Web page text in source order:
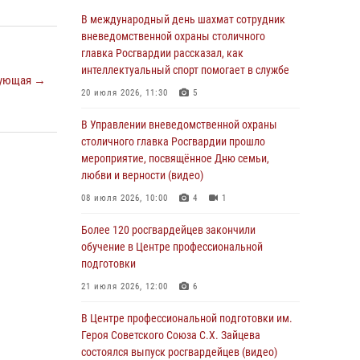
→
Столичные росгвардейцы задержали
мужчину, устроившего дебош в букмекерской
конторе (Видео)
05 августа 2026, 12:39
Московские росгвардейцы обеспечили
безопасность проведения футбольного матча
Кубка России (Видео)
05 августа 2026, 12:35 1
ознакомилась с передовыми методами
работы Росгвардии в Москве (видео)
04 августа 2026, 18:16
чемпионат по самбо и боевому самбо.
(видео)
04 августа 2026, 14:00 7 1
В международный день шахмат сотрудник
вневедомственной охраны столичного
главка Росгвардии рассказал, как
интеллектуальный спорт помогает в службе
20 июля 2026, 11:30 5
В Управлении вневедомственной охраны
столичного главка Росгвардии прошло
мероприятие, посвящённое Дню семьи,
любви и верности (видео)
08 июля 2026, 10:00 4 1
Более 120 росгвардейцев закончили
обучение в Центре профессиональной
подготовки
21 июля 2026, 12:00 6
В Центре профессиональной подготовки им.
Героя Советского Союза С.Х. Зайцева
состоялся выпуск росгвардейцев (видео)